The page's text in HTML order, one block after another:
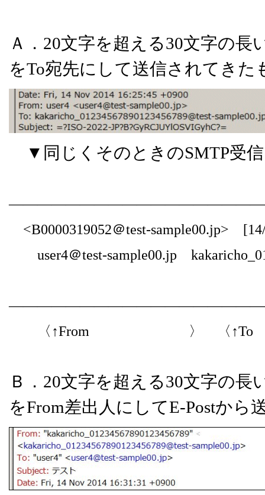
Ａ．20文字を超える30文字の
をTo宛先にして送信されてきた
▼同じくそのときのSMTP受信
<B0000319052＠test-sample00.jp>
user4＠test-sample00.jp
〈↑From 〉 〈↑To 30
Ｂ．20文字を超える30文字の
をFrom差出人にしてE-Postか